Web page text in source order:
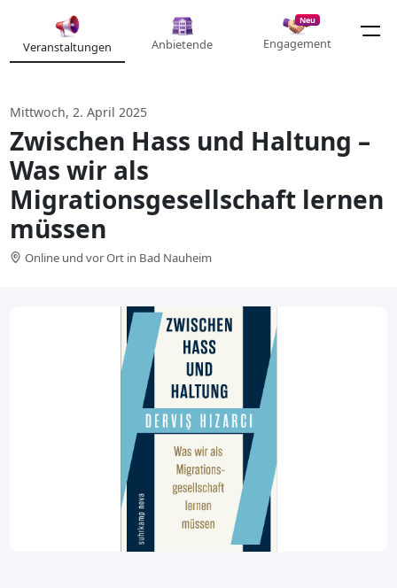
Veranstaltungen Anbietende
Neu
Engagement
Mittwoch, 2. April 2025
Zwischen Hass und Haltung –
Was wir als
Migrationsgesellschaft lernen
müssen
Online und vor Ort in Bad Nauheim